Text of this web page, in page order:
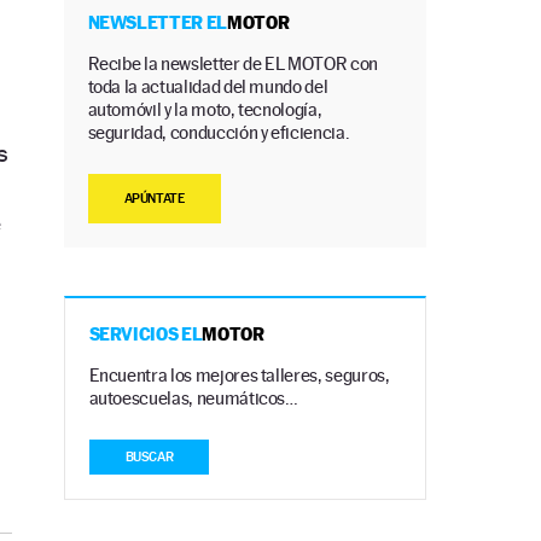
NEWSLETTER ELMOTOR
Recibe la newsletter de EL MOTOR con
toda la actualidad del mundo del
automóvil y la moto, tecnología,
seguridad, conducción y eficiencia.
APÚNTATE
SERVICIOS ELMOTOR
Encuentra los mejores talleres, seguros,
autoescuelas, neumáticos…
BUSCAR